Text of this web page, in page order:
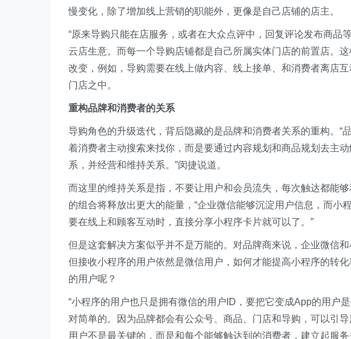
慢变化，除了增加线上营销的职能外，更像是自己店铺的店主。
“原来导购只能在店服务，或者在大众点评中，回复评论发布商品
云店生意。而每一个导购店铺都是自己所属实体门店的前置店。
改变，例如，导购需要在线上做内容、线上接单、和消费者离店
门店之中。
重构品牌和消费者的关系
导购角色的升级迭代，背后隐藏的是品牌和消费者关系的重构。“
着消费者主动搜索来找你，而是要通过内容规划和商品规划去主
系，并经营和维持关系。”闵捷说道。
而这里的维持关系是指，不要让用户和会员流失，每次触达都能
的组合将释放出更大的能量，“企业微信能够沉淀用户信息，而小
要在线上和顾客互动时，直接分享小程序卡片就可以了。”
但是这套解决方案似乎并不是万能的。对品牌商来说，企业微信
但接收小程序的用户依然是微信用户，如何才能提高小程序的转
的用户呢？
“小程序的用户也只是拥有微信的用户ID，要把它变成App的用户
对简单的。因为品牌都会有公众号、商品、门店和导购，可以引
用户不是最关键的，而是和每个能够触达到的消费者，建立起服